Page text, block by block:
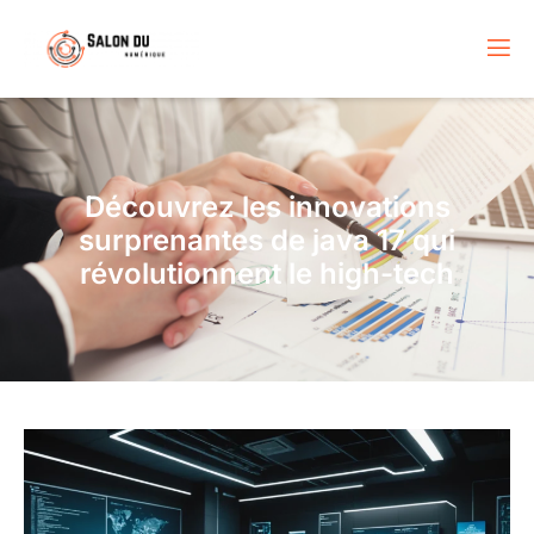
Découvrez les innovations
surprenantes de java 17 qui
révolutionnent le high-tech